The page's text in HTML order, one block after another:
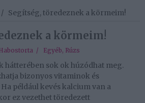
/ Segítség, töredeznek a körmeim!
a körmeim!
/ Egyéb, Rúzs
hátterében sok ok húzódhat meg.
bizonyos vitaminok és
például kevés kalcium van a
ez vezethet töredezett